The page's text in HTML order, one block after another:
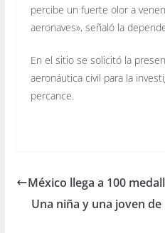
percibe un fuerte olor a
aeronaves», señaló la
En el sitio se solicitó la
aeronáutica civil para la
percance.
México llega a 100
Una niña y una joven